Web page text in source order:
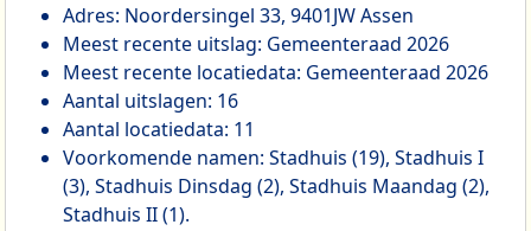
Adres: Noordersingel 33, 9401JW Assen
Meest recente uitslag: Gemeenteraad 2026
Meest recente locatiedata: Gemeenteraad 2026
Aantal uitslagen: 16
Aantal locatiedata: 11
Voorkomende namen: Stadhuis (19), Stadhuis I
(3), Stadhuis Dinsdag (2), Stadhuis Maandag (2),
Stadhuis II (1).